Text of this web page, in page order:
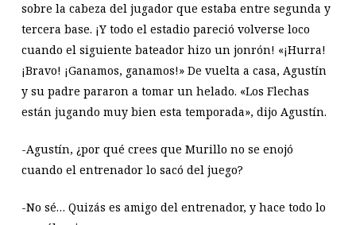
sobre la cabeza del jugador que estaba entre segunda y
tercera base. ¡Y todo el estadio pareció volverse loco
cuando el siguiente bateador hizo un jonrón! «¡Hurra!
¡Bravo! ¡Ganamos, ganamos!» De vuelta a casa, Agustín
y su padre pararon a tomar un helado. «Los Flechas
están jugando muy bien esta temporada», dijo Agustín.
-Agustín, ¿por qué crees que Murillo no se enojó
cuando el entrenador lo sacó del juego?
-No sé… Quizás es amigo del entrenador, y hace todo lo